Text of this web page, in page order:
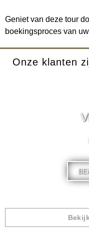
Geniet van deze tour
boekingsproces van
Onze klanten